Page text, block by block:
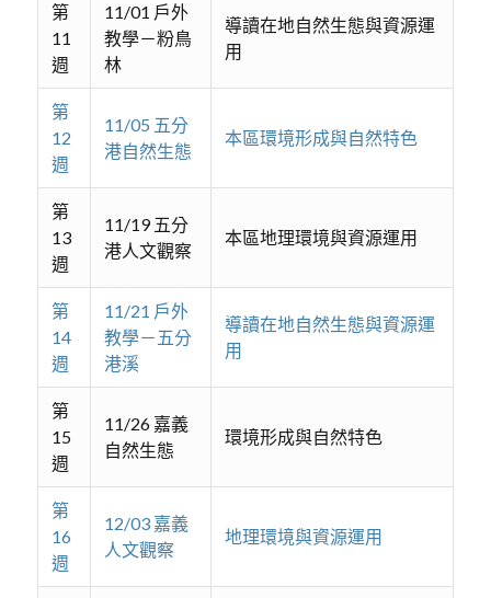
第
11
週
11/01 戶外
教學－粉鳥
林
導讀在地自然生態與資源運
用
第
12
週
11/05 五分
港自然生態
本區環境形成與自然特色
第
13
週
11/19 五分
港人文觀察
本區地理環境與資源運用
第
14
週
11/21 戶外
教學－五分
港溪
導讀在地自然生態與資源運
用
第
15
週
11/26 嘉義
自然生態
環境形成與自然特色
第
16
週
12/03 嘉義
人文觀察
地理環境與資源運用